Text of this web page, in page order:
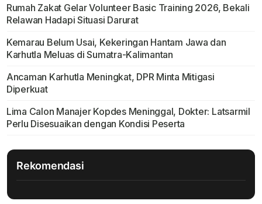
Rumah Zakat Gelar Volunteer Basic Training 2026, Bekali
Relawan Hadapi Situasi Darurat
Kemarau Belum Usai, Kekeringan Hantam Jawa dan
Karhutla Meluas di Sumatra-Kalimantan
Ancaman Karhutla Meningkat, DPR Minta Mitigasi
Diperkuat
Lima Calon Manajer Kopdes Meninggal, Dokter: Latsarmil
Perlu Disesuaikan dengan Kondisi Peserta
Rekomendasi